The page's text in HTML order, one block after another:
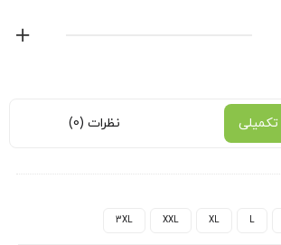
نظرات (0)
L
XL
XXL
3XL